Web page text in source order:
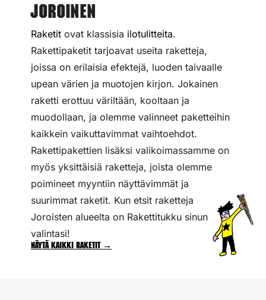
Joroinen
Raketit ovat klassisia ilotulitteita.
Rakettipaketit tarjoavat useita raketteja,
joissa on erilaisia efektejä, luoden taivaalle
upean värien ja muotojen kirjon. Jokainen
raketti erottuu väriltään, kooltaan ja
muodollaan, ja olemme valinneet paketteihin
kaikkein vaikuttavimmat vaihtoehdot.
Rakettipakettien lisäksi valikoimassamme on
myös yksittäisiä raketteja, joista olemme
poimineet myyntiin näyttävimmät ja
suurimmat raketit. Kun etsit raketteja
Joroisten alueelta on Rakettitukku sinun
valintasi!
Näytä kaikki raketit →